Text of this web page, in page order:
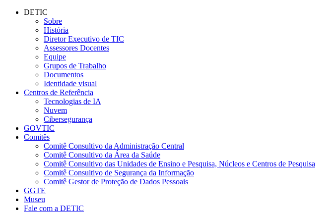
Conteúdo principal
DETIC
Sobre
História
Diretor Executivo de TIC
Assessores Docentes
Equipe
Grupos de Trabalho
Documentos
Identidade visual
Centros de Referência
Tecnologias de IA
Nuvem
Cibersegurança
GOVTIC
Comitês
Comitê Consultivo da Administração Central
Comitê Consultivo da Área da Saúde
Comitê Consultivo das Unidades de Ensino e Pesquisa, Núcleos e Centros de Pesquisa
Comitê Consultivo de Segurança da Informação
Comitê Gestor de Proteção de Dados Pessoais
GGTE
Museu
Fale com a DETIC